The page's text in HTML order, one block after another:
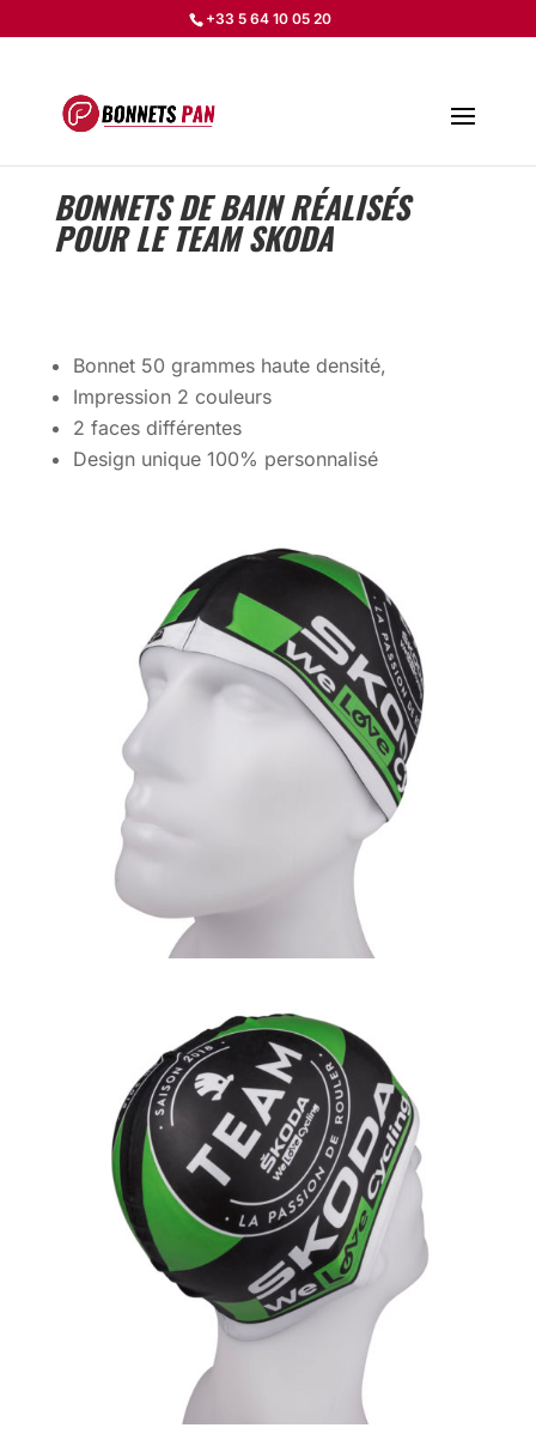
+33 5 64 10 05 20
BONNETS DE BAIN RÉALISÉS
POUR LE TEAM SKODA
Bonnet 50 grammes haute densité,
Impression 2 couleurs
2 faces différentes
Design unique 100% personnalisé